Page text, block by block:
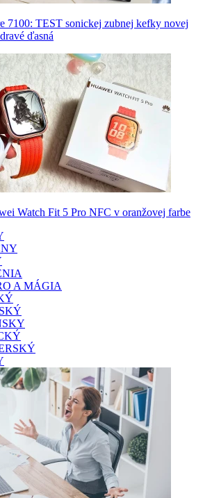
7100: TEST sonickej zubnej kefky novej
ďasná
Watch Fit 5 Pro NFC v oranžovej farbe
A MÁGIA